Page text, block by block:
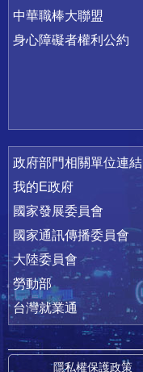
中華職棒大聯盟
身心障礙者權利公約
政府部門相關單位連結
我的E政府
國家發展委員會
國家通訊傳播委員會
大陸委員會
勞動部
台灣就業通
隱私權保護政策